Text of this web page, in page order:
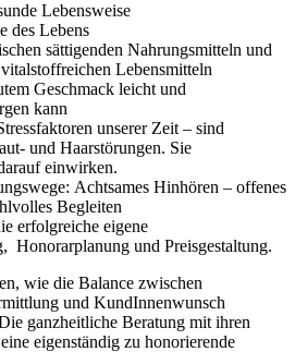
Lebensweise
des Lebens
sättigenden Nahrungsmitteln und
Lebensmitteln
Geschmack leicht und
kann
unserer Zeit – sind
und Haarstörungen. Sie
einwirken.
Achtsames Hinhören – offenes
Begleiten
erfolgreiche eigene
Honorarplanung und Preisgestaltung.
wie die Balance zwischen
und KundInnenwunsch
ganzheitliche Beratung mit ihren
eigenständig zu honorierende